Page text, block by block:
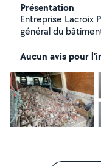
Présentation
Entreprise Lacroix
général du
et muret
gratuit
Aucun avis pour